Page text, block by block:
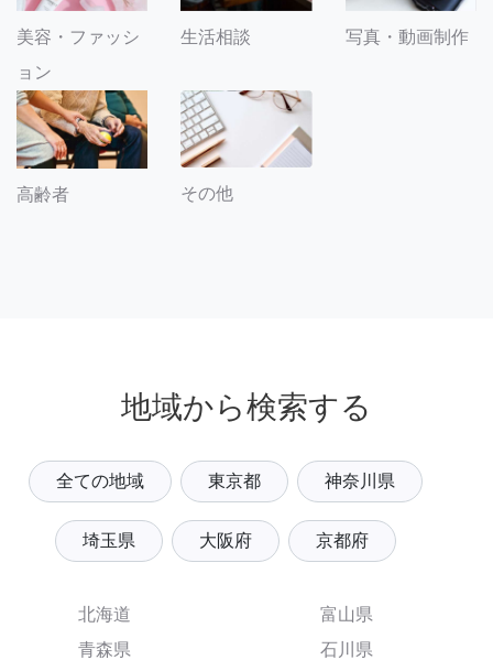
美容・ファッシ
ョン
生活相談 写真・動画制作
高齢者 その他
地域から検索する
全ての地域 東京都 神奈川県
埼玉県 大阪府 京都府
北海道
青森県
富山県
石川県